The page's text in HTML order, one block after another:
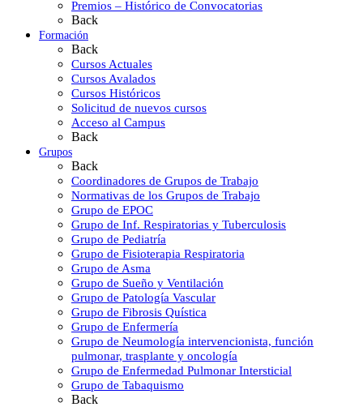
Premios – Histórico de Convocatorias
Back
Formación
Back
Cursos Actuales
Cursos Avalados
Cursos Históricos
Solicitud de nuevos cursos
Acceso al Campus
Back
Grupos
Back
Coordinadores de Grupos de Trabajo
Normativas de los Grupos de Trabajo
Grupo de EPOC
Grupo de Inf. Respiratorias y Tuberculosis
Grupo de Pediatría
Grupo de Fisioterapia Respiratoria
Grupo de Asma
Grupo de Sueño y Ventilación
Grupo de Patología Vascular
Grupo de Fibrosis Quística
Grupo de Enfermería
Grupo de Neumología intervencionista, función
pulmonar, trasplante y oncología
Grupo de Enfermedad Pulmonar Intersticial
Grupo de Tabaquismo
Back